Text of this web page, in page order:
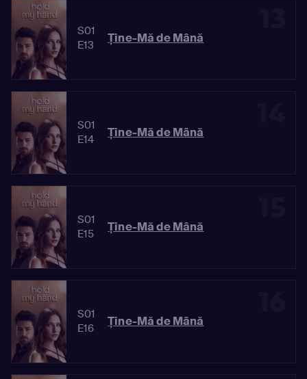
S01
E13
Ține-Mă de Mână
S01
E14
Ține-Mă de Mână
S01
E15
Ține-Mă de Mână
S01
E16
Ține-Mă de Mână